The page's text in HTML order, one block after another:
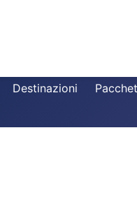
Destinazioni